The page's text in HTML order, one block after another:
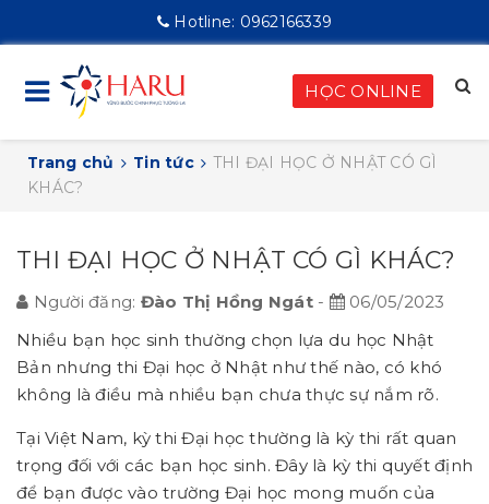
Hotline: 0962166339
HỌC ONLINE
Trang chủ Tin tức
THI ĐẠI HỌC Ở NHẬT CÓ GÌ
KHÁC?
THI ĐẠI HỌC Ở NHẬT CÓ GÌ KHÁC?
Người đăng: Đào Thị Hồng Ngát-
06/05/2023
Nhiều bạn học sinh thường chọn lựa du học Nhật
Bản nhưng thi Đại học ở Nhật như thế nào, có khó
không là điều mà nhiều bạn chưa thực sự nắm rõ.
Tại Việt Nam, kỳ thi Đại học thường là kỳ thi rất quan
trọng đối với các bạn học sinh. Đây là kỳ thi quyết định
để bạn được vào trường Đại học mong muốn của